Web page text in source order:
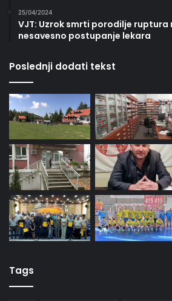
25/04/2024
VJT: Uzrok smrti porodilje
nesavesno postupanje lekara
Poslednji dodati tekst
Tags